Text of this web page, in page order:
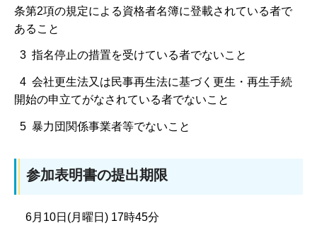
条第2項の規定による資格者名簿に登載されている者で
あること
3 指名停止の措置を受けている者でないこと
4 会社更生法又は民事再生法に基づく更生・再生手続
開始の申立てがなされている者でないこと
5 暴力団関係事業者等でないこと
参加表明書の提出期限
6月10日(月曜日) 17時45分